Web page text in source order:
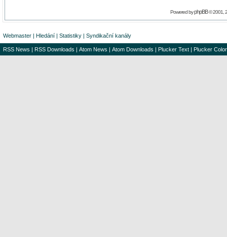
Powered byphpBB© 2001,
Webmaster | Hledání | Statistiky | Syndikační kanály
RSS News | RSS Downloads | Atom News | Atom Downloads | Plucker Text | Plucker Color